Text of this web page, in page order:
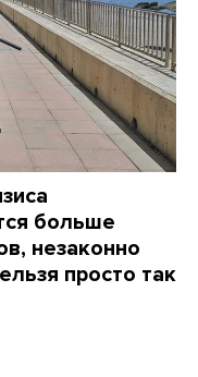
больше
незаконно
просто так